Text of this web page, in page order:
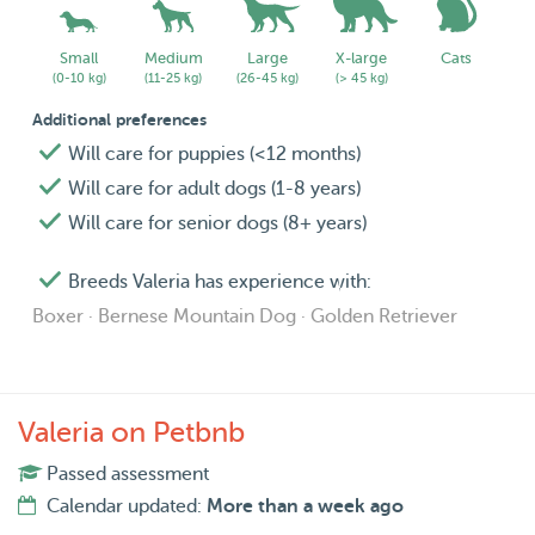
Small
(0-10 kg)
Medium
(11-25 kg)
Large
(26-45 kg)
X-large
(> 45 kg)
Cats
Additional preferences
Will care for puppies (<12 months)
Will care for adult dogs (1-8 years)
Will care for senior dogs (8+ years)
Breeds Valeria has experience with:
Boxer · Bernese Mountain Dog · Golden Retriever
Valeria on Petbnb
Passed assessment
Calendar updated: More than a week ago